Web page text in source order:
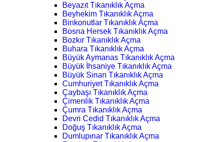
Beyazıt Tıkanıklık Açma
Beyhekim Tıkanıklık Açma
Binkonutlar Tıkanıklık Açma
Bosna Hersek Tıkanıklık Açma
Bozkır Tıkanıklık Açma
Buhara Tıkanıklık Açma
Büyük Aymanas Tıkanıklık Açma
Büyük İhsaniye Tıkanıklık Açma
Büyük Sinan Tıkanıklık Açma
Cumhuriyet Tıkanıklık Açma
Çaybaşı Tıkanıklık Açma
Çimenlik Tıkanıklık Açma
Çumra Tıkanıklık Açma
Devri Cedid Tıkanıklık Açma
Doğuş Tıkanıklık Açma
Dumlupınar Tıkanıklık Açma